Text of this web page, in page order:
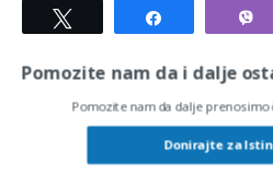
pertusis
studija uzrokuje
zzjz
Pomozite nam da i dalje
Pomozite nam da dalje
Donirajte za